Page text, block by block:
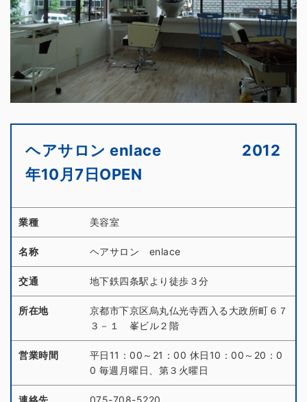
ヘアサロン enlace 2012
年10月7日OPEN
業種 美容室
名称 ヘアサロン enlace
交通 地下鉄四条駅より徒歩３分
所在地
京都市下京区烏丸仏光寺西入る大政所町６７
３－１ 峯ビル２階
営業時間
平日11：00～21：00 休日10：00～20：0
0 毎週月曜日、第３火曜日
連絡先 075-708-5220